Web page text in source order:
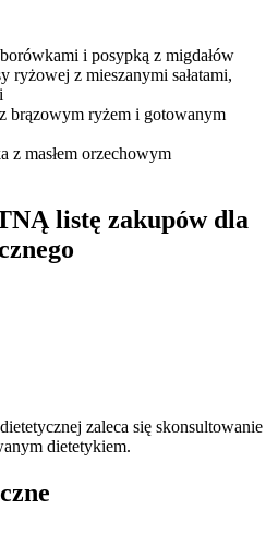
i posypką z migdałów
ryżowej z mieszanymi sałatami,
brązowym ryżem i gotowanym
z masłem orzechowym
listę zakupów dla
zaleca się skonsultowanie
dietetykiem.